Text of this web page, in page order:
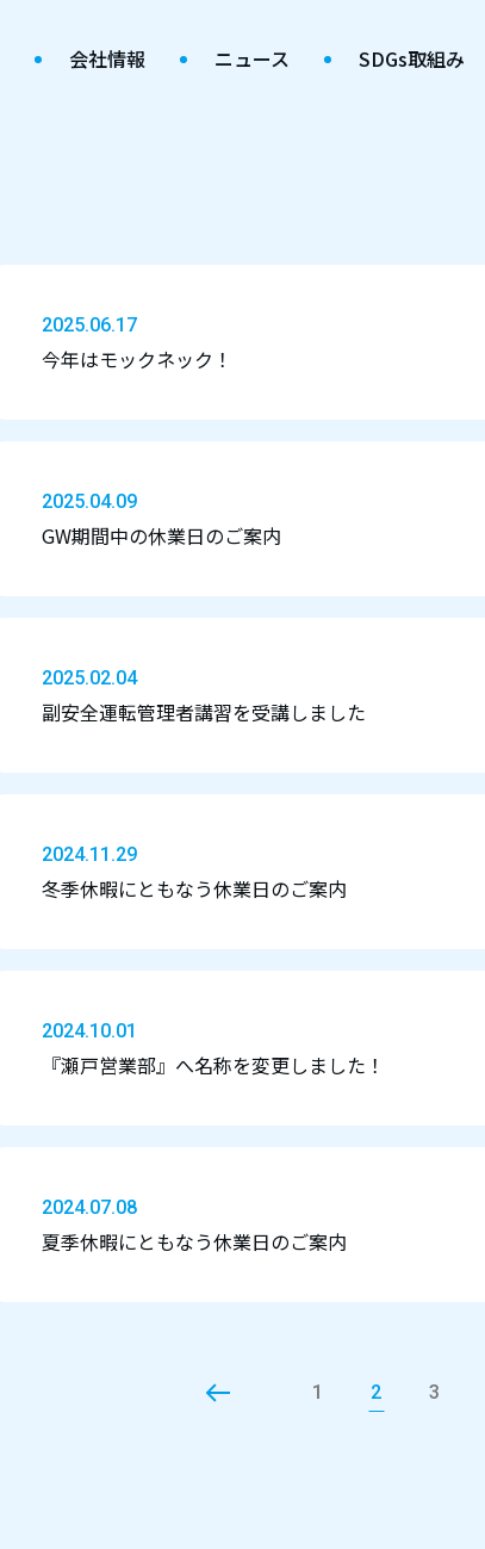
会社情報 ニュース SDGs取組み
2025.06.17
今年はモックネック！
2025.04.09
GW期間中の休業日のご案内
2025.02.04
副安全運転管理者講習を受講しました
2024.11.29
冬季休暇にともなう休業日のご案内
2024.10.01
『瀬戸営業部』へ名称を変更しました！
2024.07.08
夏季休暇にともなう休業日のご案内
1 2 3